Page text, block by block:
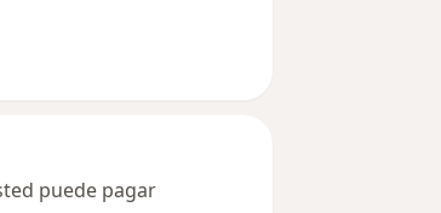
puede pagar